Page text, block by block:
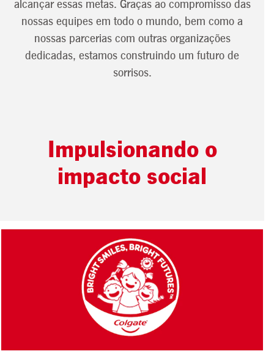
alcançar essas metas. Graças ao compromisso das
nossas equipes em todo o mundo, bem como a
nossas parcerias com outras organizações
dedicadas, estamos construindo um futuro de
sorrisos.
Impulsionando o
impacto social